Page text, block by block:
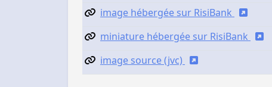
image hébergée sur RisiBank
miniature hébergée sur RisiBank
image source (jvc)